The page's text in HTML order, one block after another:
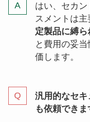
はい、セカ
スメントは主
定製品に縛
と費用の妥
価します。
汎用的なセ
も依頼できま